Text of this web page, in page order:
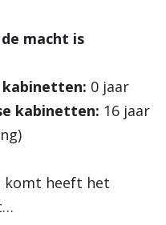
macht is
kabinetten: 0 jaar
kabinetten: 16 jaar
komt heeft het